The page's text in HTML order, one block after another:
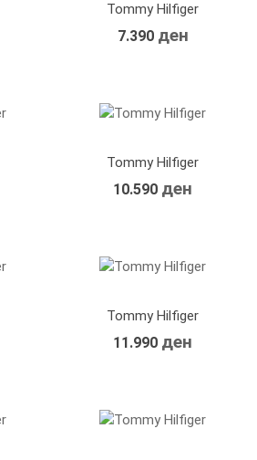
Tommy Hilfiger
7.390 ден
Tommy Hilfiger
10.590 ден
Tommy Hilfiger
11.990 ден